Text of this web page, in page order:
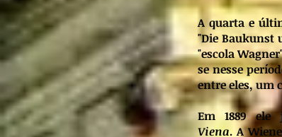
A quarta e
"Die Baukunst
"escola
se nesse
entre eles, um
Em 1889
Viena. A